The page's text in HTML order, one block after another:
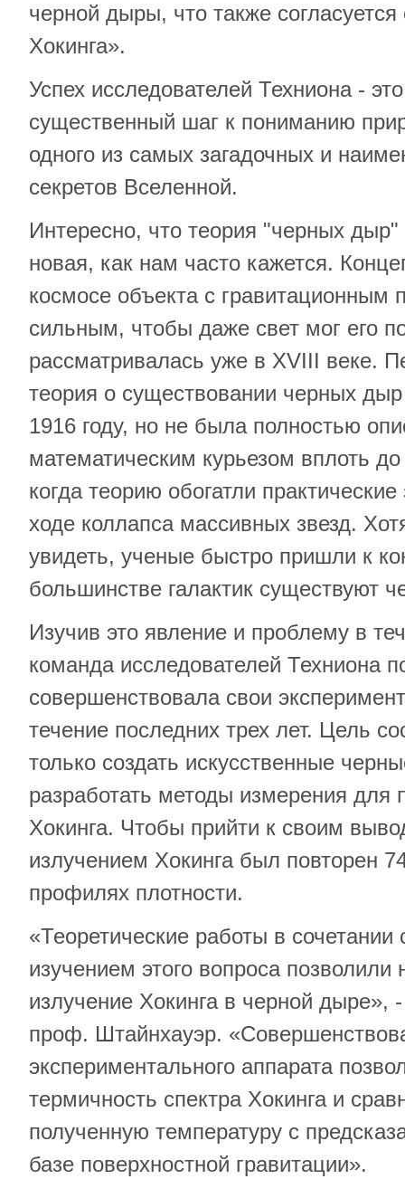
черной дыры, что также
Хокинга».
Успех исследователей Техниона -
существенный шаг к пониманию
одного из самых загадочных и
секретов Вселенной.
Интересно, что теория "черных дыр"
новая, как нам часто кажется.
космосе объекта с
сильным, чтобы даже свет мог его
рассматривалась уже в XVIII веке.
теория о существовании черных
1916 году, но не была полностью
математическим курьезом вплоть
когда теорию обогатли
ходе коллапса массивных звезд.
увидеть, ученые быстро пришли к
большинстве галактик существуют
Изучив это явление и проблему в
команда исследователей Техниона
совершенствовала свои
течение последних трех лет. Цель
только создать искусственные
разработать методы измерения для
Хокинга. Чтобы прийти к своим
излучением Хокинга был повторен
профилях плотности.
«Теоретические работы в
изучением этого вопроса
излучение Хокинга в черной дыре»,
проф. Штайнхауэр.
экспериментального аппарата
термичность спектра Хокинга и
полученную температуру с
базе поверхностной гравитации».